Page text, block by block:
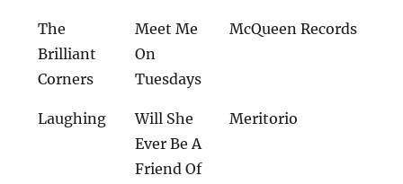
The
Brilliant
Corners
Meet Me
On
Tuesdays
McQueen Records
Laughing
Will She
Ever Be A
Friend Of
Meritorio